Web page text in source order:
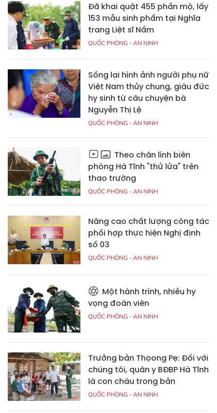
Đã khai quật 455 phần mộ, lấy
153 mẫu sinh phẩm tại Nghĩa
trang Liệt sĩ Nầm
QUỐC PHÒNG - AN NINH
Sống lại hình ảnh người phụ nữ
Việt Nam thủy chung, giàu đức
hy sinh từ câu chuyện bà
Nguyễn Thị Lệ
QUỐC PHÒNG - AN NINH
Theo chân lính biên
phòng Hà Tĩnh "thử lửa" trên
thao trường
QUỐC PHÒNG - AN NINH
Nâng cao chất lượng công tác
phối hợp thực hiện Nghị định
số 03
QUỐC PHÒNG - AN NINH
Một hành trình, nhiều hy
vọng đoàn viên
QUỐC PHÒNG - AN NINH
Trưởng bản Thọong Pẹ: Đối với
chúng tôi, quân y BĐBP Hà Tĩnh
là con cháu trong bản
QUỐC PHÒNG - AN NINH